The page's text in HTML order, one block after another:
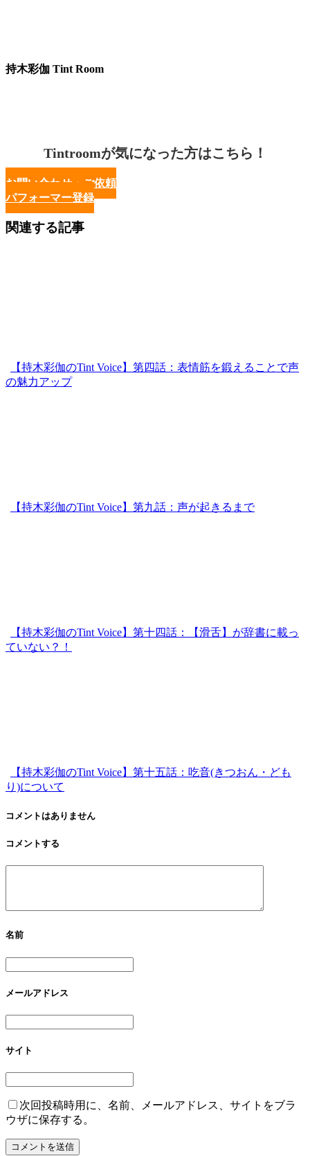
持木彩伽 Tint Room
Tintroomが気になった方はこちら！
お問い合わせ・ご依頼
パフォーマー登録
関連する記事
【持木彩伽のTint Voice】第四話：表情筋を鍛えることで声
の魅力アップ
【持木彩伽のTint Voice】第九話：声が起きるまで
【持木彩伽のTint Voice】第十四話：【滑舌】が辞書に載っ
ていない？！
【持木彩伽のTint Voice】第十五話：吃音(きつおん・ども
り)について
コメントはありません
コメントする
名前
メールアドレス
サイト
次回投稿時用に、名前、メールアドレス、サイトをブラ
ウザに保存する。